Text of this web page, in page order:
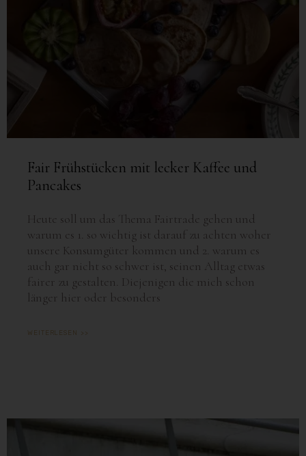
Fair Frühstücken mit lecker Kaffee und
Pancakes
Heute soll um das Thema Fairtrade gehen und
warum es 1. so wichtig ist darauf zu achten woher
unsere Konsumgüter kommen und 2. warum es
auch gar nicht so schwer ist, seinen Alltag etwas
fairer zu gestalten. Diejenigen die mich schon
länger hier oder besonders
WEITERLESEN >>